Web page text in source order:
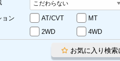
ョン AT/CVT
MT
2WD 4WD
お気に入り検索